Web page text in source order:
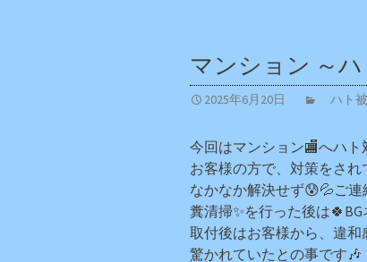
マンション ～ハ
2025年6月20日 ハト
今回はマンション🏬へハ
お客様の方で、対策をされ
なかなか解決せず😰💦ご連
糞清掃✨を行った後は
取付後はお客様から、違和
驚かれていたとの事です🎶